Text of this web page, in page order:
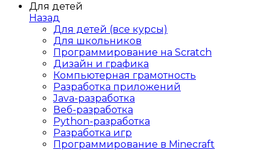
Для детей
Назад
Для детей (все курсы)
Для школьников
Программирование на Scratch
Дизайн и графика
Компьютерная грамотность
Разработка приложений
Java-разработка
Веб-разработка
Python-разработка
Разработка игр
Программирование в Minecraft